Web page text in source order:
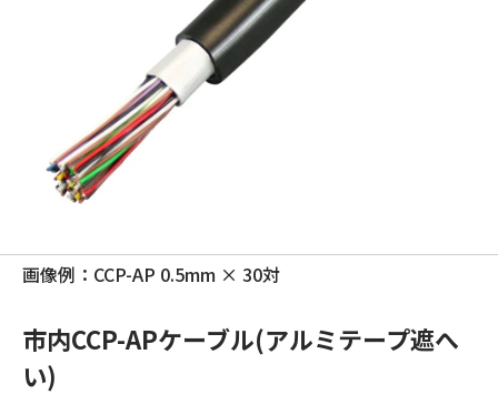
画像例：CCP-AP 0.5mm × 30対
市内CCP-APケーブル(アルミテープ遮へ
い)